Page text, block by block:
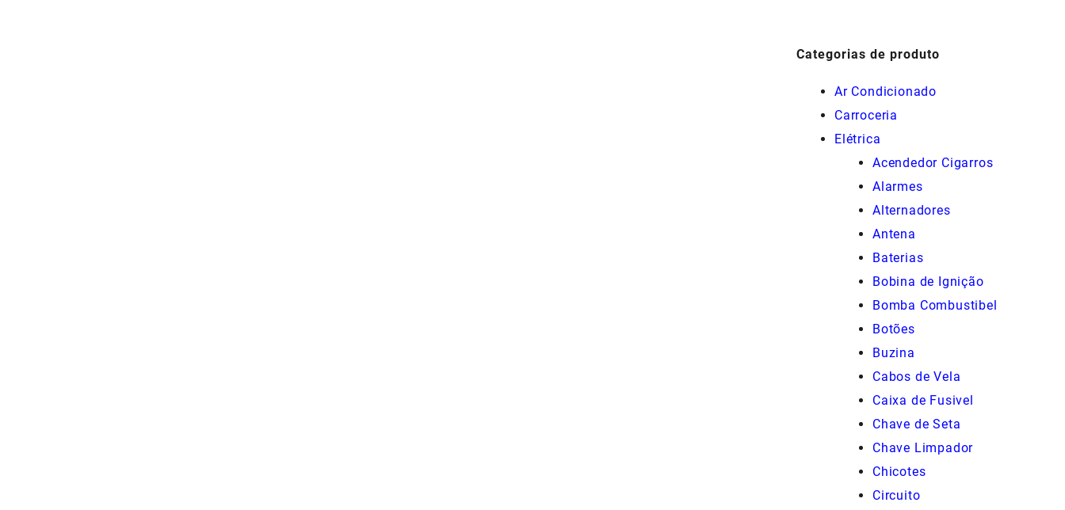
Categorias de produto
Ar Condicionado
Carroceria
Elétrica
Acendedor Cigarros
Alarmes
Alternadores
Antena
Baterias
Bobina de Ignição
Bomba Combustibel
Botões
Buzina
Cabos de Vela
Caixa de Fusivel
Chave de Seta
Chave Limpador
Chicotes
Circuito